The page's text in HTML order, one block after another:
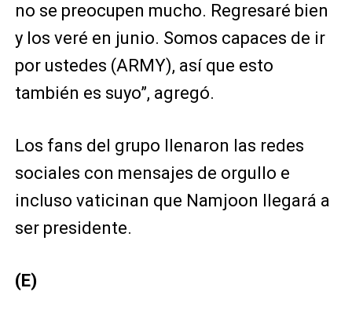
no se preocupen mucho. Regresaré bien
y los veré en junio. Somos capaces de ir
por ustedes (ARMY), así que esto
también es suyo”, agregó.
Los fans del grupo llenaron las redes
sociales con mensajes de orgullo e
incluso vaticinan que Namjoon llegará a
ser presidente.
(E)